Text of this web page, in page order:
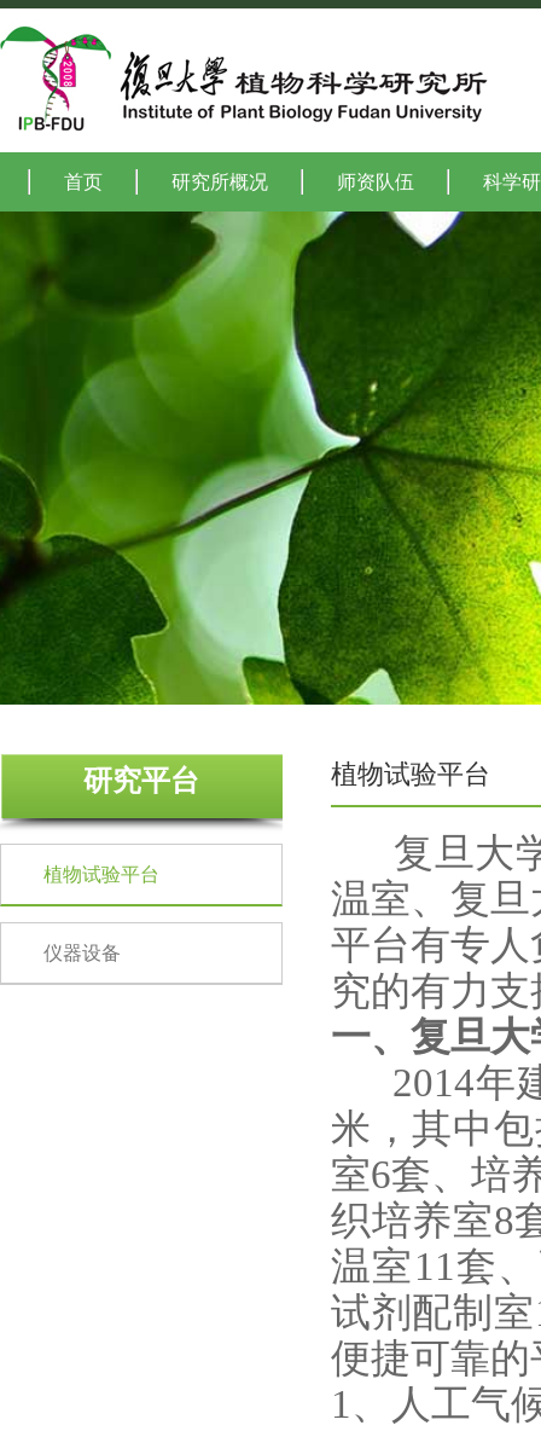
首页 研究所概况 师资队伍 科学
研究平台
植物试验平台
仪器设备
植物试验平台
复旦大学
温室、复
平台有专
究的有力
一、复旦
2014年建
米，其中
室6套、培
织培养室8
温室11套
试剂配制
便捷可靠的
1、人工气